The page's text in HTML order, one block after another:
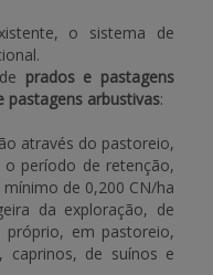
o sistema de
prados e pastagens
pastagens arbustivas:
através do pastoreio,
o período de retenção,
de 0,200 CN/ha
da exploração, de
próprio, em pastoreio,
caprinos, de suínos e